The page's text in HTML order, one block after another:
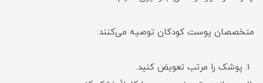
متخصصان پوست کودکان توصیه می‌کنند:
پوشک را مرتب تعویض کنید.